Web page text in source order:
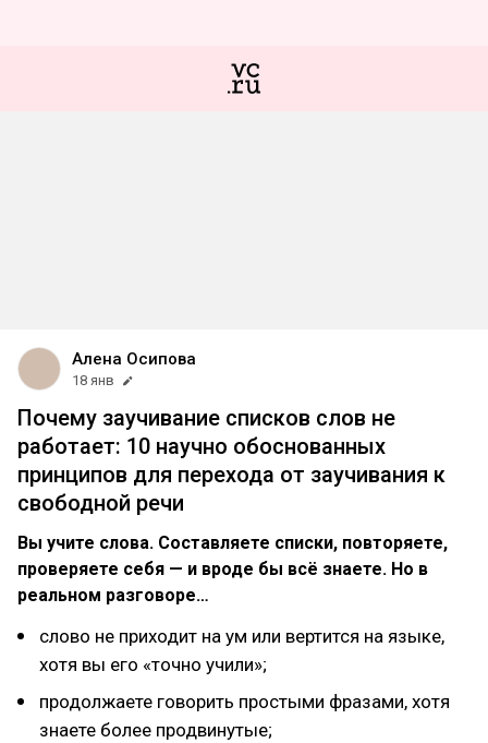
Алена Осипова
18 янв
Почему заучивание списков слов не
работает: 10 научно обоснованных
принципов для перехода от заучивания к
свободной речи
Вы учите слова. Составляете списки, повторяете,
проверяете себя — и вроде бы всё знаете. Но в
реальном разговоре…
слово не приходит на ум или вертится на языке,
хотя вы его «точно учили»;
продолжаете говорить простыми фразами, хотя
знаете более продвинутые;